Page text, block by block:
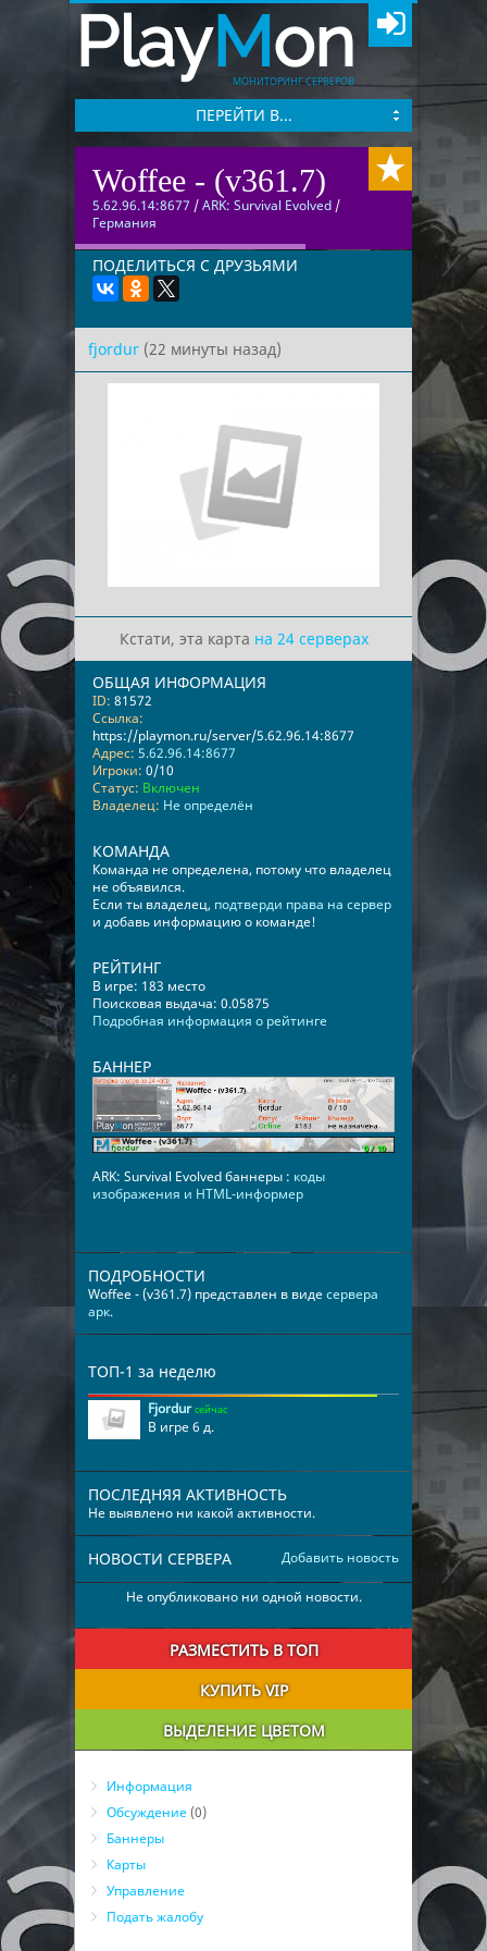
PlayMon
МОНИТОРИНГ СЕРВЕРОВ
ПЕРЕЙТИ В...
Woffee - (v361.7)
5.62.96.14:8677 /ARK: Survival Evolved /
Германия
ПОДЕЛИТЬСЯ С ДРУЗЬЯМИ
fjordur (22 минуты назад)
Кстати, эта карта на 24 серверах
ОБЩАЯ ИНФОРМАЦИЯ
ID: 81572
Ссылка:
https://playmon.ru/server/5.62.96.14:8677
Адрес: 5.62.96.14:8677
Игроки: 0/10
Статус: Включен
Владелец: Не определён
КОМАНДА
Команда не определена, потому что владелец
не объявился.
Если ты владелец, подтверди права на сервер
и добавь информацию о команде!
РЕЙТИНГ
В игре: 183 место
Поисковая выдача: 0.05875
Подробная информация о рейтинге
БАННЕР
ARK: Survival Evolved баннеры : коды
изображения и HTML-информер
ПОДРОБНОСТИ
Woffee - (v361.7) представлен в видесервера
арк.
ТОП-1 за неделю
Fjordur сейчас
В игре 6 д.
ПОСЛЕДНЯЯ АКТИВНОСТЬ
Не выявлено ни какой активности.
Добавить новость
НОВОСТИ СЕРВЕРА
Не опубликовано ни одной новости.
РАЗМЕСТИТЬ В ТОП
КУПИТЬ VIP
ВЫДЕЛЕНИЕ ЦВЕТОМ
Информация
Обсуждение (0)
Баннеры
Карты
Управление
Подать жалобу